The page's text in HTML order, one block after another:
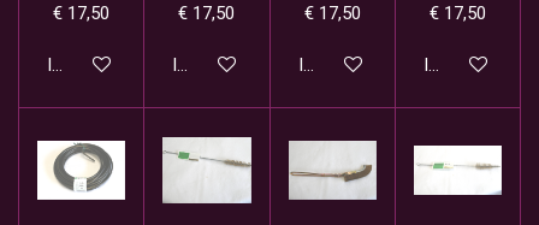
€ 17,50
In winkelwagen
€ 17,50
In winkelwagen
€ 17,50
In winkelwagen
€ 17,50
In